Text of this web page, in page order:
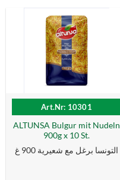
Art.Nr: 10301
ALTUNSA Bulgur mit Nudeln
900g x 10 St.
التونسا برغل مع شعيرية 900 غ